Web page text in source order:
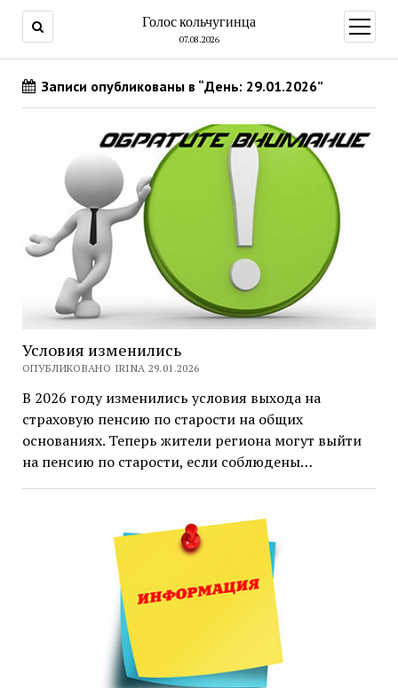
Голос кольчугинца
07.08.2026
меню
Записи опубликованы в “День: 29.01.2026”
Условия изменились
ОПУБЛИКОВАНО IRINA 29.01.2026
В 2026 году изменились условия выхода на
страховую пенсию по старости на общих
основаниях. Теперь жители региона могут выйти
на пенсию по старости, если соблюдены…